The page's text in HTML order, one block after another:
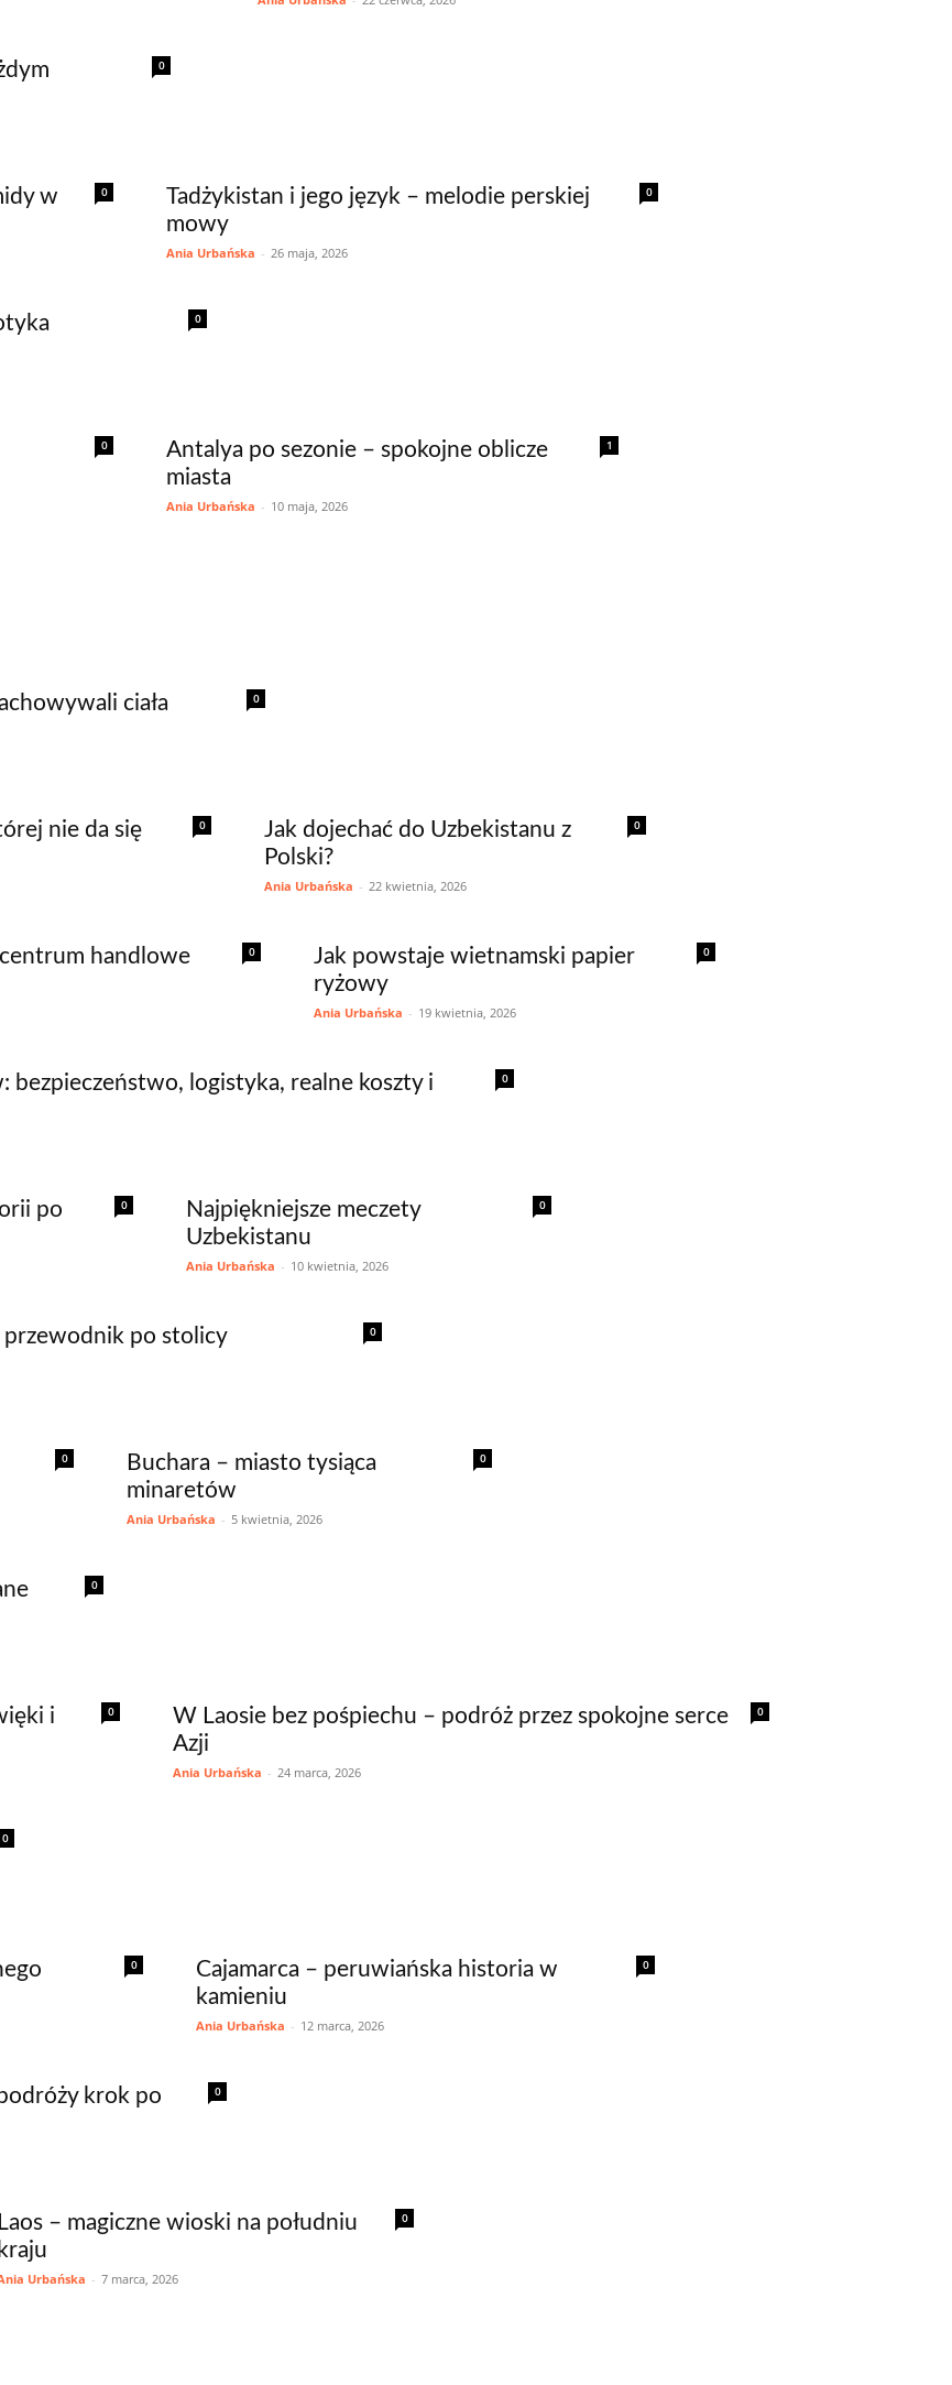
0
0
w
0
Tadżykistan i jego język – melodie perskiej
mowy
Ania Urbańska - 26 maja, 2026
0
0 1
Antalya po sezonie – spokojne oblicze
miasta
Ania Urbańska - 10 maja, 2026
0
ciała
0
nie da się
0
Jak dojechać do Uzbekistanu z
Polski?
Ania Urbańska - 22 kwietnia, 2026
0
handlowe
0
Jak powstaje wietnamski papier
ryżowy
Ania Urbańska - 19 kwietnia, 2026
0
logistyka, realne koszty i
0
po
0
Najpiękniejsze meczety
Uzbekistanu
Ania Urbańska - 10 kwietnia, 2026
0
przewodnik po stolicy
0 0
Buchara – miasto tysiąca
minaretów
Ania Urbańska - 5 kwietnia, 2026
0
0
i
0
W Laosie bez pośpiechu – podróż przez spokojne serce
Azji
Ania Urbańska - 24 marca, 2026
0
0 0
Cajamarca – peruwiańska historia w
kamieniu
Ania Urbańska - 12 marca, 2026
0
krok po
0
Laos – magiczne wioski na południu
kraju
Urbańska - 7 marca, 2026